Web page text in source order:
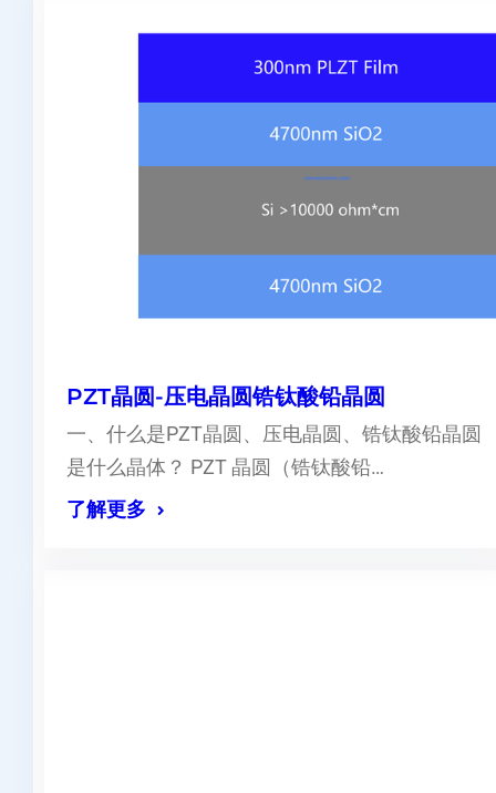
PZT晶圆-压电晶圆锆钛酸铅晶圆
一、什么是PZT晶圆、压电晶圆、锆钛酸铅晶圆
是什么晶体？ PZT 晶圆（锆钛酸铅…
了解更多